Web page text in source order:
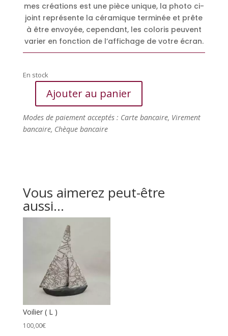
mes créations est une pièce unique, la photo ci-
joint représente la céramique terminée et prête
à être envoyée, cependant, les coloris peuvent
varier en fonction de l’affichage de votre écran.
En stock
quantité
Longère
Maison
Ajouter au panier
Modes de paiement acceptés : Carte bancaire, Virement
bancaire, Chèque bancaire
Vous aimerez peut-être
aussi…
Voilier ( L )
100,00€